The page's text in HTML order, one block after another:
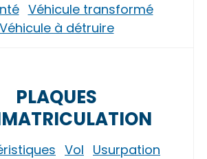
Véhicule transformé
Véhicule à détruire
PLAQUES
Vol Usurpation